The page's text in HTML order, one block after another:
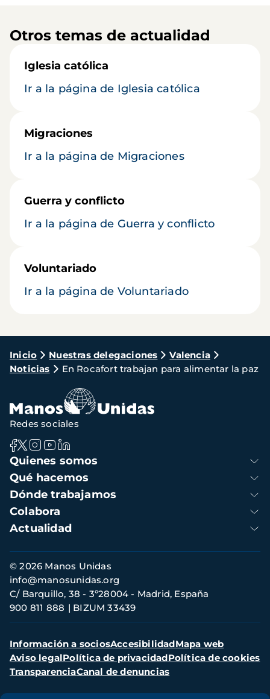
Otros temas de actualidad
Iglesia católica
Ir a la página de Iglesia católica
Migraciones
Ir a la página de Migraciones
Guerra y conflicto
Ir a la página de Guerra y conflicto
Voluntariado
Ir a la página de Voluntariado
Ruta
de
navegación
Inicio Nuestras delegaciones
Valencia
Noticias
En Rocafort trabajan para alimentar la paz
Navegación
principal
Quienes somos
Qué hacemos
Dónde trabajamos
Colabora
Actualidad
Redes sociales
Información
de
contacto
© 2026 Manos Unidas
C/ Barquillo, 38 - 3º28004 - Madrid, España
900 811 888
BIZUM 33439
info@manosunidas.org
Menú
secundario
Información a sociosAccesibilidadMapa web
Aviso legalPolítica de privacidadPolítica de cookies
TransparenciaCanal de denuncias